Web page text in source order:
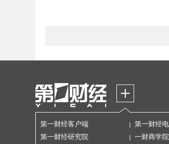
第一财经客户端 第一财经
第一财经研究院
一财商学院